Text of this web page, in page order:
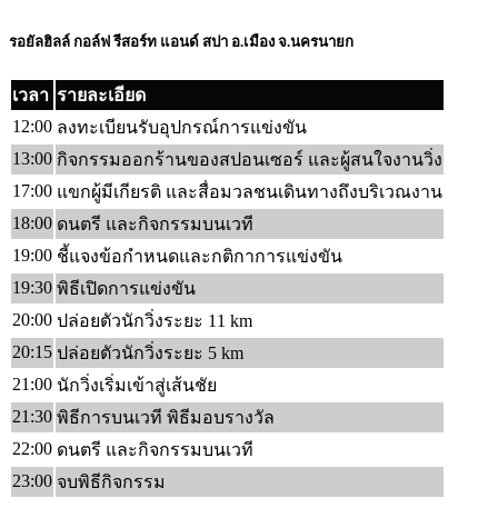
รอยัลฮิลล์ กอล์ฟ รีสอร์ท แอนด์ สปา อ.เมือง จ.นครนายก
เวลา รายละเอียด
12:00 ลงทะเบียนรับอุปกรณ์การแข่งขัน
13:00 กิจกรรมออกร้านของสปอนเซอร์ และผู้สนใจงานวิ่ง
17:00 แขกผู้มีเกียรติ และสื่อมวลชนเดินทางถึงบริเวณงาน
18:00 ดนตรี และกิจกรรมบนเวที
19:00 ชี้แจงข้อกำหนดและกติกาการแข่งขัน
19:30 พิธีเปิดการแข่งขัน
20:00 ปล่อยตัวนักวิ่งระยะ 11 km
20:15 ปล่อยตัวนักวิ่งระยะ 5 km
21:00 นักวิ่งเริ่มเข้าสู่เส้นชัย
21:30 พิธีการบนเวที พิธีมอบรางวัล
22:00 ดนตรี และกิจกรรมบนเวที
23:00 จบพิธีกิจกรรม